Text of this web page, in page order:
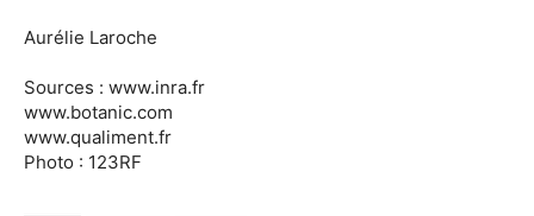
Aurélie Laroche
Sources : www.inra.fr
www.botanic.com
www.qualiment.fr
Photo : 123RF